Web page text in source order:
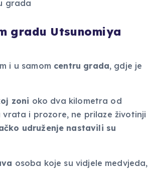
gradu Utsunomiya
i u samom centru grada, gdje je
zoni oko dva kilometra od
i prozore, ne prilaze životinji
udruženje nastavili su
osoba koje su vidjele medvjeda,